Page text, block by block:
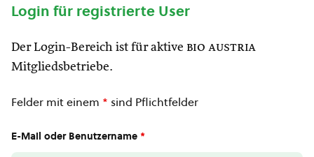
Login für registrierte User
Der Login-Bereich ist für aktive bio austria
Mitgliedsbetriebe.
Felder mit einem * sind Pflichtfelder
E-Mail oder Benutzername *